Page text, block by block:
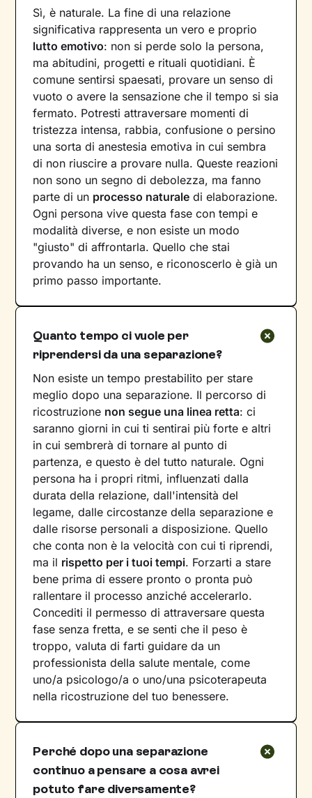
Sì, è naturale. La fine di una relazione
significativa rappresenta un vero e proprio
lutto emotivo: non si perde solo la persona,
ma abitudini, progetti e rituali quotidiani. È
comune sentirsi spaesati, provare un senso di
vuoto o avere la sensazione che il tempo si sia
fermato. Potresti attraversare momenti di
tristezza intensa, rabbia, confusione o persino
una sorta di anestesia emotiva in cui sembra
di non riuscire a provare nulla. Queste reazioni
non sono un segno di debolezza, ma fanno
parte di un processo naturale di elaborazione.
Ogni persona vive questa fase con tempi e
modalità diverse, e non esiste un modo
"giusto" di affrontarla. Quello che stai
provando ha un senso, e riconoscerlo è già un
primo passo importante.
Quanto tempo ci vuole per
riprendersi da una separazione?
Non esiste un tempo prestabilito per stare
meglio dopo una separazione. Il percorso di
ricostruzione non segue una linea retta: ci
saranno giorni in cui ti sentirai più forte e altri
in cui sembrerà di tornare al punto di
partenza, e questo è del tutto naturale. Ogni
persona ha i propri ritmi, influenzati dalla
durata della relazione, dall'intensità del
legame, dalle circostanze della separazione e
dalle risorse personali a disposizione. Quello
che conta non è la velocità con cui ti riprendi,
ma il rispetto per i tuoi tempi. Forzarti a stare
bene prima di essere pronto o pronta può
rallentare il processo anziché accelerarlo.
Concediti il permesso di attraversare questa
fase senza fretta, e se senti che il peso è
troppo, valuta di farti guidare da un
professionista della salute mentale, come
uno/a psicologo/a o uno/una psicoterapeuta
nella ricostruzione del tuo benessere.
Perché dopo una separazione
continuo a pensare a cosa avrei
potuto fare diversamente?